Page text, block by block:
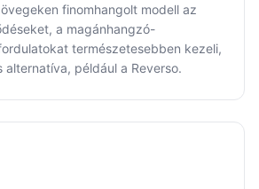
finomhangolt modell az
a magánhangzó-
természetesebben kezeli,
alternatíva, például a Reverso.